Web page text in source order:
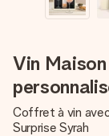
Vin
Coffret à vin
Surprise Syrah